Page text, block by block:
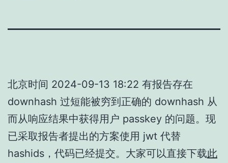
北京时间 2024-09-13 18:22 有报告存在
downhash 过短能被穷到正确的 downhash 从
而从响应结果中获得用户 passkey 的问题。现
已采取报告者提出的方案使用 jwt 代替
hashids，代码已经提交。大家可以直接下载此